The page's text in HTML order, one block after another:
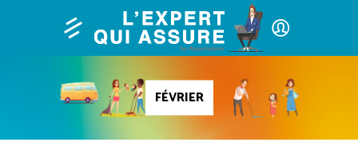
FÉVRIER